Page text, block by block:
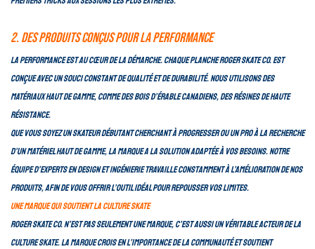
2. Des produits conçus pour la performance
La performance est au cœur de la démarche. Chaque planche Roger Skate Co. est
conçue avec un souci constant de qualité et de durabilité. Nous utilisons des
matériaux haut de gamme, comme des bois d’érable canadiens, des résines de haute
résistance.
Que vous soyez un skateur débutant cherchant à progresser ou un pro à la recherche
d’un matériel haut de gamme, la marque a la solution adaptée à vos besoins. Notre
équipe d’experts en design et ingénierie travaille constamment à l’amélioration de nos
produits, afin de vous offrir l’outil idéal pour repousser vos limites.
Une marque qui soutient la culture skate
Roger Skate Co. n’est pas seulement une marque, c’est aussi un véritable acteur de la
culture skate. La marque crois en l’importance de la communauté et soutient